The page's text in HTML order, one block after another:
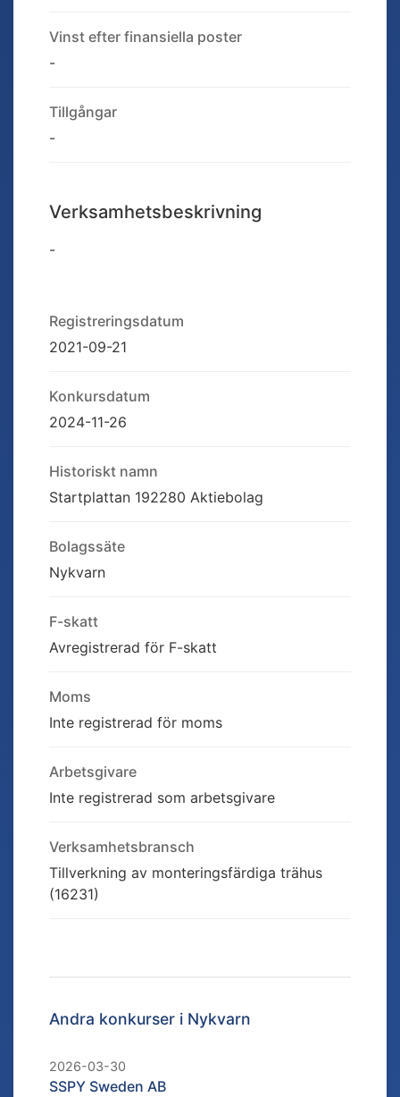
Vinst efter finansiella poster
-
Tillgångar
-
Verksamhetsbeskrivning
-
Registreringsdatum
2021-09-21
Konkursdatum
2024-11-26
Historiskt namn
Startplattan 192280 Aktiebolag
Bolagssäte
Nykvarn
F-skatt
Avregistrerad för F-skatt
Moms
Inte registrerad för moms
Arbetsgivare
Inte registrerad som arbetsgivare
Verksamhetsbransch
Tillverkning av monteringsfärdiga trähus
(16231)
Andra konkurser i Nykvarn
2026-03-30
SSPY Sweden AB